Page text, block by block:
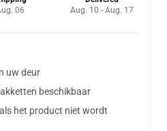
06
Aug. 10 - Aug. 17
uw deur
beschikbaar
het product niet wordt